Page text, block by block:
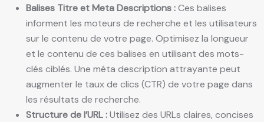
Balises Titre et Meta Descriptions :Ces balises
informent les moteurs de recherche et les utilisateurs
sur le contenu de votre page. Optimisez la longueur
et le contenu de ces balises en utilisant des mots-
clés ciblés. Une méta description attrayante peut
augmenter le taux de clics (CTR) de votre page dans
les résultats de recherche.
Structure de l’URL :Utilisez des URLs claires, concises